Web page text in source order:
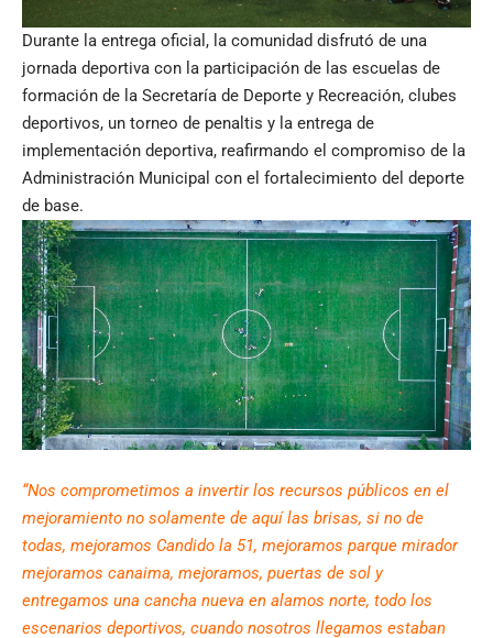
Durante la entrega oficial, la comunidad disfrutó de una
jornada deportiva con la participación de las escuelas de
formación de la Secretaría de Deporte y Recreación, clubes
deportivos, un torneo de penaltis y la entrega de
implementación deportiva, reafirmando el compromiso de la
Administración Municipal con el fortalecimiento del deporte
de base.
“Nos comprometimos a invertir los recursos públicos en el
mejoramiento no solamente de aquí las brisas, si no de
todas, mejoramos Candido la 51, mejoramos parque mirador
mejoramos canaima, mejoramos, puertas de sol y
entregamos una cancha nueva en alamos norte, todo los
escenarios deportivos, cuando nosotros llegamos estaban